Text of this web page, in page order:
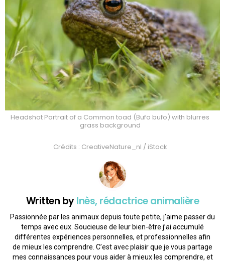
Headshot Portrait of a Common toad (Bufo bufo) with blurres
grass background
Crédits : CreativeNature_nl / iStock
Written byInès, rédactrice animalière
Passionnée par les animaux depuis toute petite, j’aime passer du
temps avec eux. Soucieuse de leur bien-être j’ai accumulé
différentes expériences personnelles, et professionnelles afin
de mieux les comprendre. C’est avec plaisir que je vous partage
mes connaissances pour vous aider à mieux les comprendre, et